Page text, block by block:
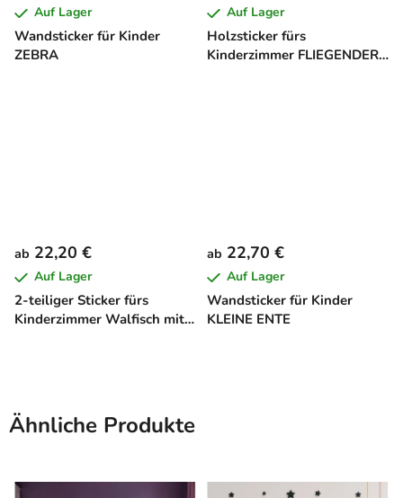
Wandsticker für Kinder
ZEBRA
Auf Lager
Holzsticker fürs
Kinderzimmer FLIEGENDER
Auf Lager
2-teiliger Sticker fürs
Kinderzimmer Walfisch mit
ab 22,20 €
Auf Lager
Wandsticker für Kinder
KLEINE ENTE
ab 22,70 €
Auf Lager
Ähnliche Produkte